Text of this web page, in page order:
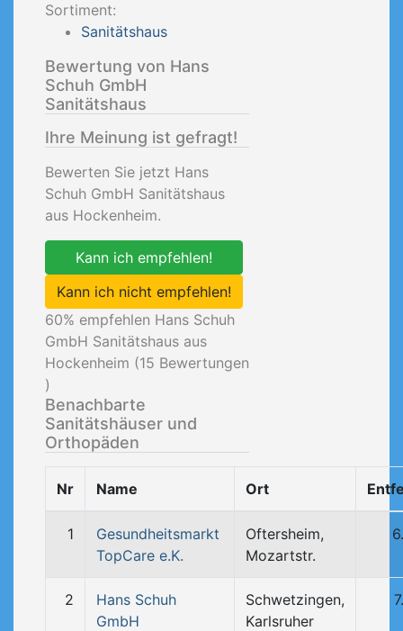
Sortiment:
Sanitätshaus
Bewertung von Hans
Schuh GmbH
Sanitätshaus
Ihre Meinung ist gefragt!
Bewerten Sie jetzt Hans
Schuh GmbH Sanitätshaus
aus Hockenheim.
Kann ich empfehlen!
Kann ich nicht empfehlen!
60% empfehlen Hans Schuh
GmbH Sanitätshaus aus
Hockenheim (15 Bewertungen
)
Benachbarte
Sanitätshäuser und
Orthopäden
Nr Name Ort
1
Gesundheitsmarkt
TopCare e.K.
Oftersheim,
Mozartstr.
2
Hans Schuh
GmbH
Schwetzingen,
Karlsruher